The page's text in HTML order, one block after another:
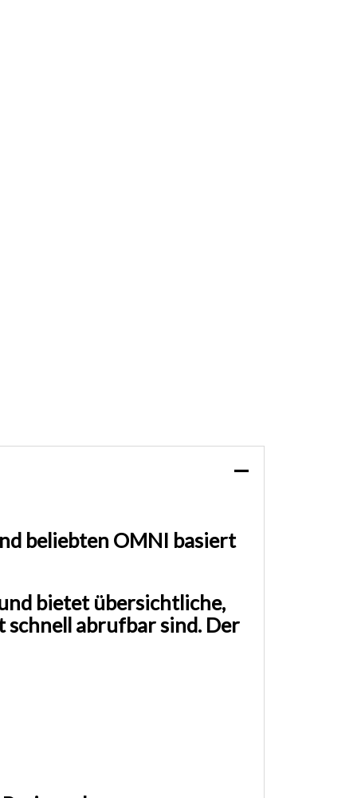
beliebten OMNI basiert
bietet übersichtliche,
abrufbar sind. Der